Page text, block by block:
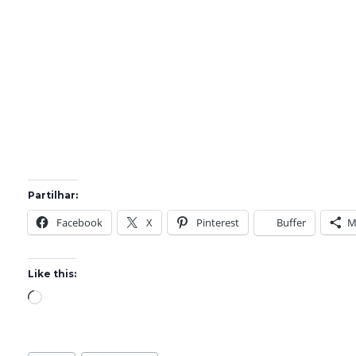
Partilhar:
Facebook X Pinterest Buffer
Like this:
L